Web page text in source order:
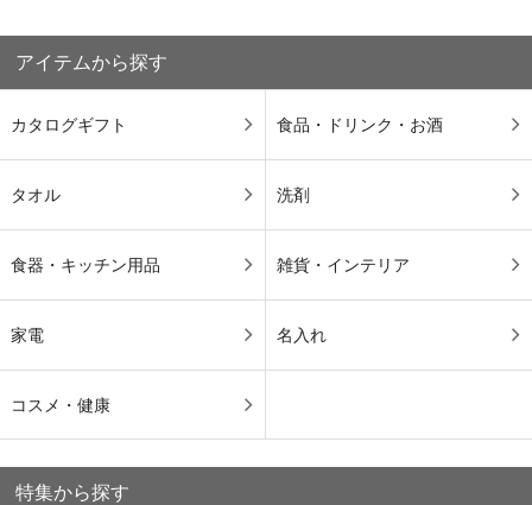
アイテムから探す
カタログギフト 食品・ドリンク・お酒
タオル 洗剤
食器・キッチン用品 雑貨・インテリア
家電 名入れ
コスメ・健康
特集から探す